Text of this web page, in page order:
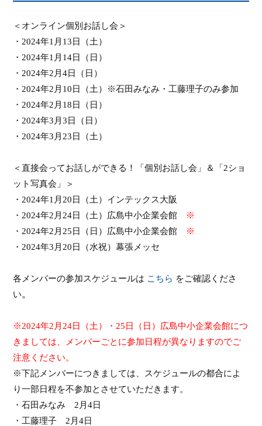
＜ オンライン個別お話し会 ＞
・ 2024年1 月 13 日（土）
・ 2024年1 月 14日（日）
・ 2024年2 月4日（日）
・ 2024年2 月 10 日（土）※石田みなみ・工藤理子のみ参加
・ 2024年2 月 18 日（日）
・ 2024年3 月3 日（日）
・ 2024年3 月 23 日（土）
＜直接会ってお話しができる！「個別お話し会」＆「 2ショ
ット写真会」
＞
・ 2024年1 月 20 日（土）インテックス大阪
・ 2024年2 月 24日（土）広島中小企業会館
※
・ 2024年2 月 25 日（日）広島中小企業会館
※
・ 2024年3 月 20 日（水祝）幕張メッセ
各メンバーの参加スケジュールは こ ち ら をご確認くださ
い。
※2024年2 月 24日（土）・ 25 日（日）広島中小企業会館につ
きましては、メンバーごとに参加日程が異なりますのでご
注意ください。
※下記メンバーにつきましては、スケジュールの都合によ
り一部日程を不参加とさせていただきます。
・石田みなみ 2 月4日
・工藤理子 2 月4日